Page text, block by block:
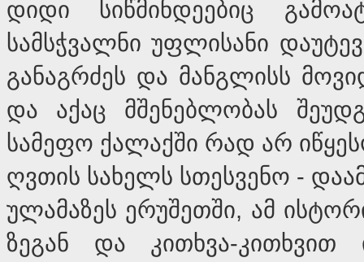
დიდი სიწმინდეებიც
სამსჭვალნი უფლისანი
განაგრძეს და მანგლისს
და აქაც მშენებლობას
სამეფო ქალაქში რად არ
ღვთის სახელს სთესვენო -
ულამაზეს ერუშეთში, ამ
ზეგან და კითხვა-